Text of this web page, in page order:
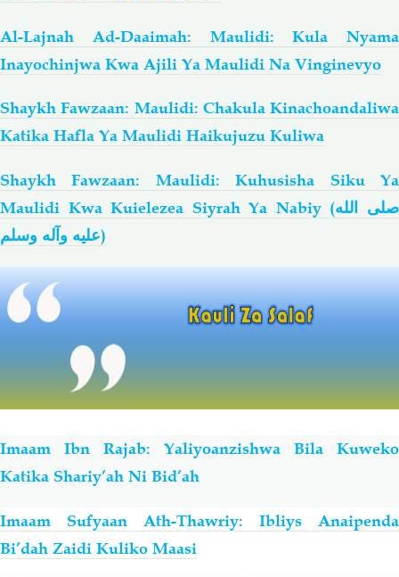
Al-Lajnah Ad-Daaimah: Maulidi: Kula Nyama
Inayochinjwa Kwa Ajili Ya Maulidi Na Vinginevyo
Shaykh Fawzaan: Maulidi: Chakula Kinachoandaliwa
Katika Hafla Ya Maulidi Haikujuzu Kuliwa
Shaykh Fawzaan: Maulidi: Kuhusisha Siku Ya
Maulidi Kwa Kuielezea Siyrah Ya Nabiy (صلى الله
عليه وآله وسلم)
Imaam Ibn Rajab: Yaliyoanzishwa Bila Kuweko
Katika Shariy’ah Ni Bid’ah
Imaam Sufyaan Ath-Thawriy: Ibliys Anaipenda
Bi’dah Zaidi Kuliko Maasi